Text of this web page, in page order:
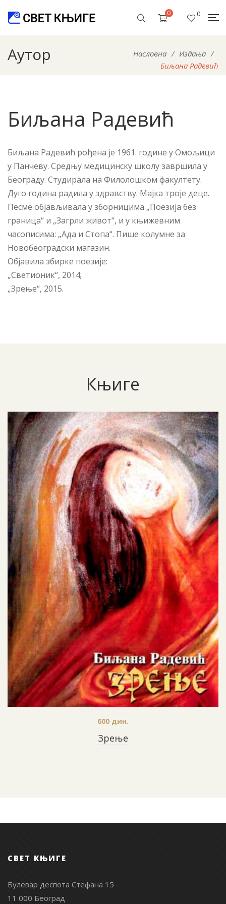
0 0
Аутор Насловна / Издања /
Биљана Радевић
Биљана Радевић
Биљана Радевић рођена је 1961. године у Омољици
у Панчеву. Средњу медицинску школу завршила у
Београду. Студирала на Филолошком факултету.
Дуго година радила у здравству. Мајка троје деце.
Песме објављивала у зборницима „Поезија без
граница“ и „Загрли живот“, и у књижевним
часописима: „Ада и Стопа“. Пише колумне за
Новобеоградски магазин.
Објавила збирке поезије:
„Светионик“, 2014;
„Зрење“, 2015.
Књиге
Зрење
600 дин.
СВЕТ КЊИГЕ
Булевар деспота Стефана 15
11 000 Београд